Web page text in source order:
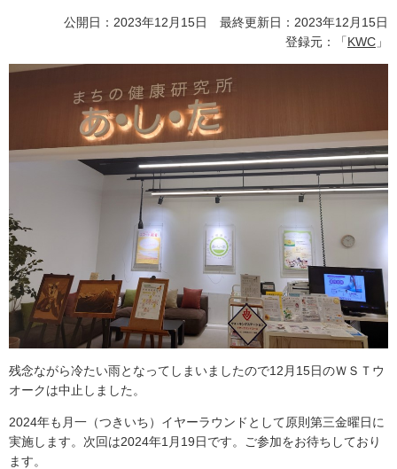
公開日：2023年12月15日 最終更新日：2023年12月15日
登録元：「KWC 」
残念ながら冷たい雨となってしまいましたので12月15日のＷＳＴウ
オークは中止しました。
2024年も月一（つきいち）イヤーラウンドとして原則第三金曜日に
実施します。次回は2024年1月19日です。ご参加をお待ちしており
ます。